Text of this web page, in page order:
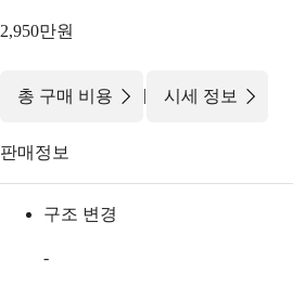
2,950만원
총 구매 비용 | 시세 정보
판매정보
구조 변경
-